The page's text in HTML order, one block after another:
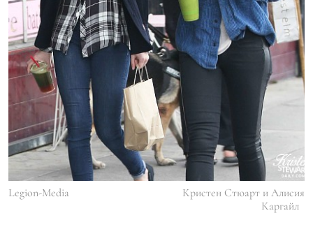
Legion-Media
Кристен Стюарт и Алисия
Каргайл